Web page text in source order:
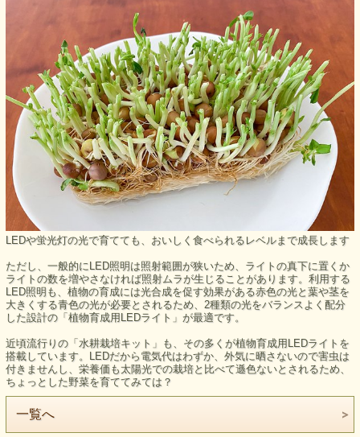
LEDや蛍光灯の光で育てても、おいしく食べられるレベルまで成長します
ただし、一般的にLED照明は照射範囲が狭いため、ライトの真下に置くか
ライトの数を増やさなければ照射ムラが生じることがあります。利用する
LED照明も、植物の育成には光合成を促す効果がある赤色の光と葉や茎を
大きくする青色の光が必要とされるため、2種類の光をバランスよく配分
した設計の「植物育成用LEDライト」が最適です。
近頃流行りの「水耕栽培キット」も、その多くが植物育成用LEDライトを
搭載しています。LEDだから電気代はわずか、外気に晒さないので害虫は
付きませんし、栄養価も太陽光での栽培と比べて遜色ないとされるため、
ちょっとした野菜を育ててみては？
一覧へ